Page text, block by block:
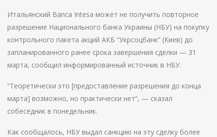
Итальянский Banca Intesa может не получить повторное
разрешение Национального банка Украины (НБУ) на покупку
контрольного пакета акций АКБ “Укрсоцбанк” (Киев) до
запланированного ранее срока завершения сделки — 31
марта, сообщил информированный источник в НБУ.
“Теоретически это [предоставление разрешения до конца
марта] возможно, но практически нет”, — сказал
собеседник в понедельник.
Как сообщалось, НБУ выдал санкцию на эту сделку более